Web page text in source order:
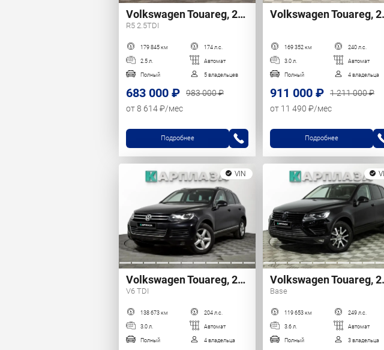
Volkswagen Touareg, 2009 г.
R5 2.5TDI
179 845 км 174 л.с.
2.5 л. Автомат
Полный 5 владельцев
683 000 ₽
983 000 ₽
от 8 614 ₽/мес
Подробнее
169 352 км 240 л.с.
3.0 л. Автомат
Полный 4 владельца
911 000 ₽
1 211 000 ₽
от 11 490 ₽/мес
Подробнее
VIN
Volkswagen Touareg, 2013 г.
V6 TDI
138 673 км 204 л.с.
3.0 л. Автомат
Полный 4 владельца
Base
119 653 км 249 л.с.
3.6 л. Автомат
Полный 3 владельца